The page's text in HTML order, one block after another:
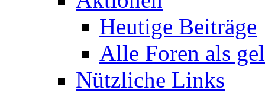
Heutige Beiträge
Alle Foren als
Nützliche Links